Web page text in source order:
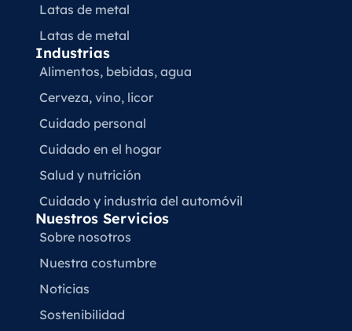
Latas de metal
Latas de metal
Industrias
Alimentos, bebidas, agua
Cerveza, vino, licor
Cuidado personal
Cuidado en el hogar
Salud y nutrición
Cuidado y industria del automóvil
Nuestros Servicios
Sobre nosotros
Nuestra costumbre
Noticias
Sostenibilidad